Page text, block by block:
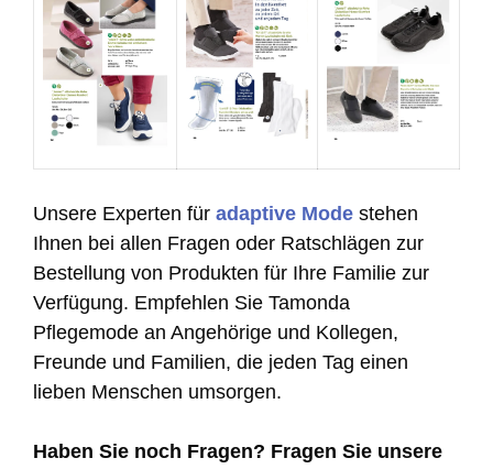
Unsere Experten für adaptive Mode stehen
Ihnen bei allen Fragen oder Ratschlägen zur
Bestellung von Produkten für Ihre Familie zur
Verfügung. Empfehlen Sie Tamonda
Pflegemode an Angehörige und Kollegen,
Freunde und Familien, die jeden Tag einen
lieben Menschen umsorgen.
Haben Sie noch Fragen? Fragen Sie unsere